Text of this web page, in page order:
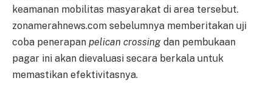
keamanan mobilitas masyarakat di area tersebut.
zonamerahnews.com sebelumnya memberitakan uji
coba penerapan pelican crossing dan pembukaan
pagar ini akan dievaluasi secara berkala untuk
memastikan efektivitasnya.